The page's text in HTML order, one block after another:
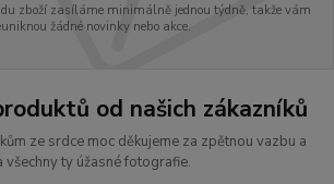
zboží zasíláme minimálně jednou týdně, takže vám
žádné novinky nebo akce.
od našich zákazníků
ze srdce moc děkujeme za zpětnou vazbu a
všechny ty úžasné fotografie.